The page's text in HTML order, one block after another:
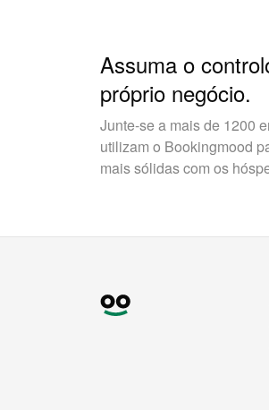
Assuma o
próprio negócio.
Junte-se a mais de 1200
utilizam o Bookingmood
mais sólidas com os